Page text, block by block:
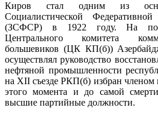
Киров стал одним из
Социалистической
(ЗСФСР) в 1922 году. На
Центрального комитета
большевиков (ЦК КП(б))
осуществлял руководство
нефтяной промышленности
на XII съезде РКП(б) избран членом
этого момента и до самой
высшие партийные должности.